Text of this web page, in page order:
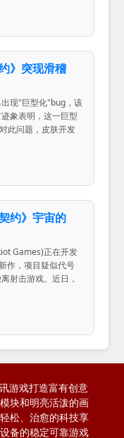
》突现滑稽
现"巨型化"bug，该
象表明，这一巨型
此问题，皮肤开发
约》宇宙的
Games)正在开发
作，项目疑似代号
射击游戏。近日，
游戏打造富有创意
块和明亮活泼的画
松、治愈的科技享
备的稳定可靠游戏